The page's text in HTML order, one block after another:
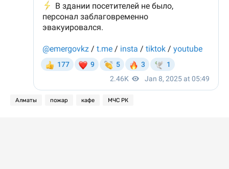
Алматы пожар кафе МЧС РК